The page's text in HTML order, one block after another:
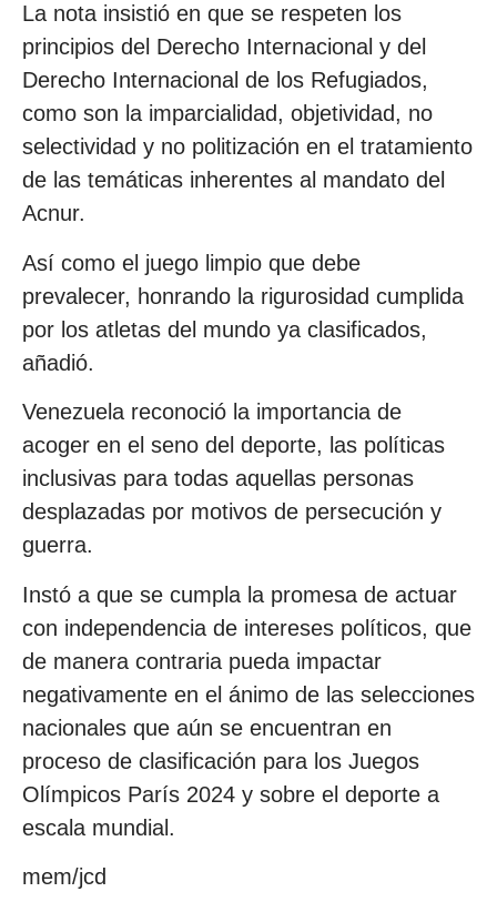
La nota insistió en que se respeten los
principios del Derecho Internacional y del
Derecho Internacional de los Refugiados,
como son la imparcialidad, objetividad, no
selectividad y no politización en el tratamiento
de las temáticas inherentes al mandato del
Acnur.
Así como el juego limpio que debe
prevalecer, honrando la rigurosidad cumplida
por los atletas del mundo ya clasificados,
añadió.
Venezuela reconoció la importancia de
acoger en el seno del deporte, las políticas
inclusivas para todas aquellas personas
desplazadas por motivos de persecución y
guerra.
Instó a que se cumpla la promesa de actuar
con independencia de intereses políticos, que
de manera contraria pueda impactar
negativamente en el ánimo de las selecciones
nacionales que aún se encuentran en
proceso de clasificación para los Juegos
Olímpicos París 2024 y sobre el deporte a
escala mundial.
mem/jcd